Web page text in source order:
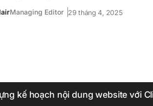
Managing Editor 29 tháng 4, 2025
kế hoạch nội dung website với